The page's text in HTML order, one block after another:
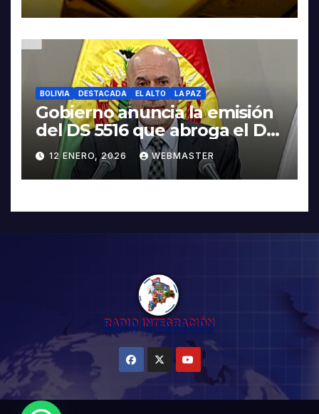
BOLIVIA DESTACADA EL ALTO LA PAZ
Gobierno anuncia la emisión
del DS 5516 que abroga el DS
5503
12 ENERO, 2026 WEBMASTER